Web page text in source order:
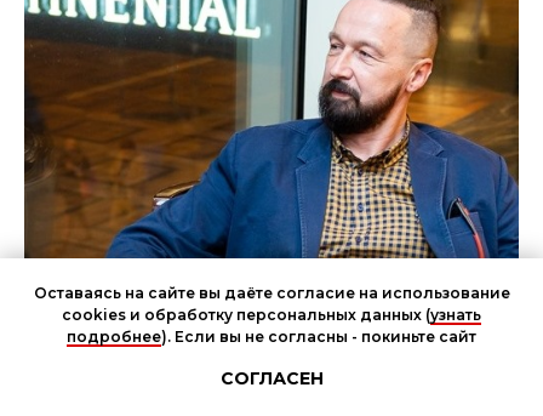
Оставаясь на сайте вы даёте согласие на использование
cookies и обработку персональных данных (узнать
подробнее). Если вы не согласны - покиньте сайт
СОГЛАСЕН